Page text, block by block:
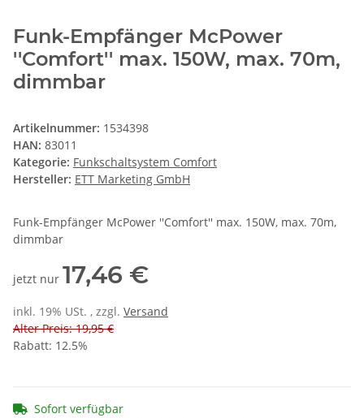
Funk-Empfänger McPower
''Comfort'' max. 150W, max. 70m,
dimmbar
Artikelnummer: 1534398
HAN: 83011
Kategorie: Funkschaltsystem Comfort
Hersteller: ETT Marketing GmbH
Funk-Empfänger McPower ''Comfort'' max. 150W, max. 70m,
dimmbar
jetzt nur 17,46 €
inkl. 19% USt. , zzgl. Versand
Alter Preis: 19,95 €
Rabatt: 12.5%
Sofort verfügbar